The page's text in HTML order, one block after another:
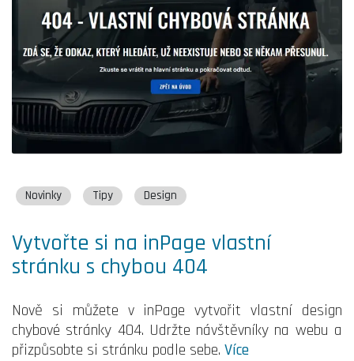
Novinky Tipy Design
Vytvořte si na inPage vlastní
stránku s chybou 404
Nově si můžete v inPage vytvořit vlastní design
chybové stránky 404. Udržte návštěvníky na webu a
přizpůsobte si stránku podle sebe. Více